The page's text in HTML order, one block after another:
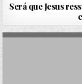
Será que Jesus